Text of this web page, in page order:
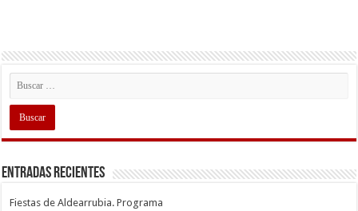
Entradas recientes
Fiestas de Aldearrubia. Programa